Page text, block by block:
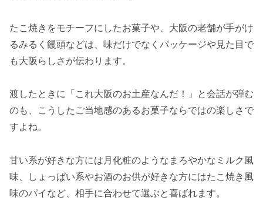
たこ焼きをモチーフにしたお菓子や、大阪の老舗が手がけ
るみるく饅頭などは、味だけでなくパッケージや見た目で
も大阪らしさが伝わります。
渡したときに「これ大阪のお土産なんだ！」と会話が弾む
のも、こうしたご当地感のあるお菓子ならではの楽しさで
すよね。
甘い系が好きな方には月化粧のようなまろやかなミルク風
味、しょっぱい系やお酒のお供が好きな方にはたこ焼き風
味のパイなど、相手に合わせて選ぶと喜ばれます。